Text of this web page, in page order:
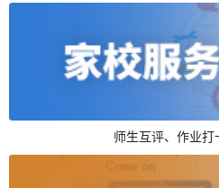
师生互评、作业打